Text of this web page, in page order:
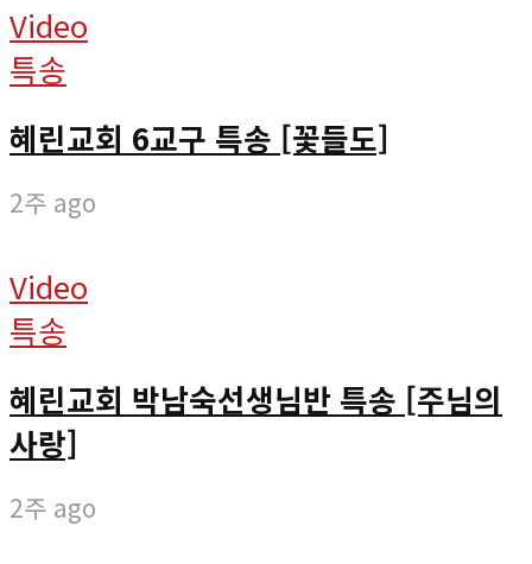
Video
특송
혜린교회 6교구 특송 [꽃들도]
2주 ago
Video
특송
혜린교회 박남숙선생님반 특송 [주님의
사랑]
2주 ago